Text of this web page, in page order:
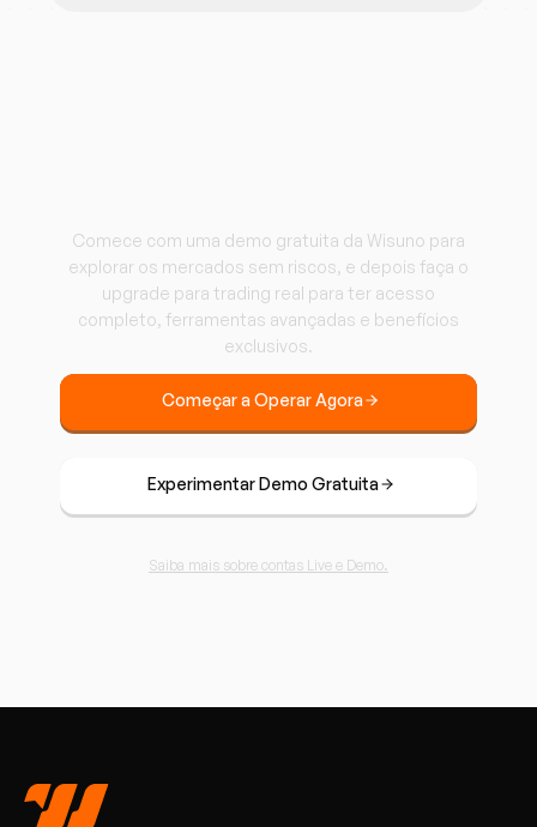
Comece com uma demo gratuita da Wisuno para
explorar os mercados sem riscos, e depois faça o
upgrade para trading real para ter acesso
completo, ferramentas avançadas e benefícios
exclusivos.
Começar a Operar Agora
Experimentar Demo Gratuita
Saiba mais sobre contas Live e Demo.